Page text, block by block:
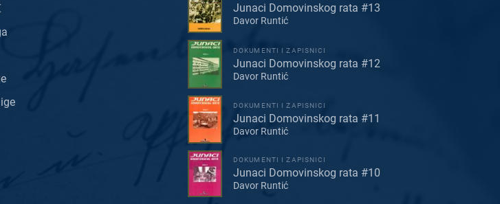
Junaci Domovinskog rata #13
Davor Runtić
DOKUMENTI I ZAPISNICI
Junaci Domovinskog rata #12
Davor Runtić
DOKUMENTI I ZAPISNICI
Junaci Domovinskog rata #11
Davor Runtić
DOKUMENTI I ZAPISNICI
Junaci Domovinskog rata #10
Davor Runtić